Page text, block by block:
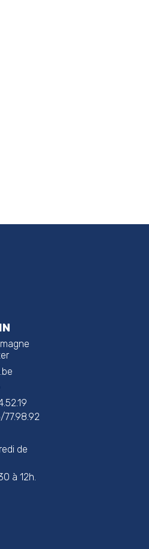
77.98.92
de
à 12h.